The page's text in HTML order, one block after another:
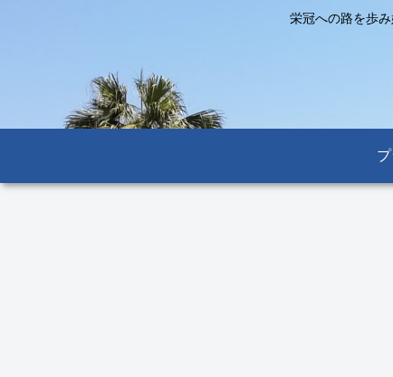
栄冠への路を歩